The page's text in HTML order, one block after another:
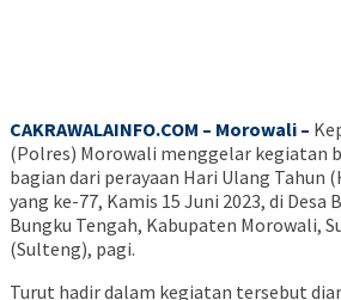
CAKRAWALAINFO.COM – Morowali –
(Polres) Morowali menggelar kegiatan
bagian dari perayaan Hari Ulang Tahun
yang ke-77, Kamis 15 Juni 2023, di Desa
Bungku Tengah, Kabupaten Morowali,
(Sulteng), pagi.
Turut hadir dalam kegiatan tersebut